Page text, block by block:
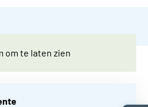
om te laten zien